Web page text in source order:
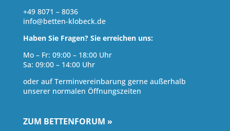
+49 8071 – 8036
info@betten-klobeck.de
Haben Sie Fragen? Sie erreichen uns:
Mo – Fr: 09:00 – 18:00 Uhr
Sa: 09:00 – 14:00 Uhr
oder auf Terminvereinbarung gerne außerhalb
unserer normalen Öffnungszeiten
ZUM BETTENFORUM »